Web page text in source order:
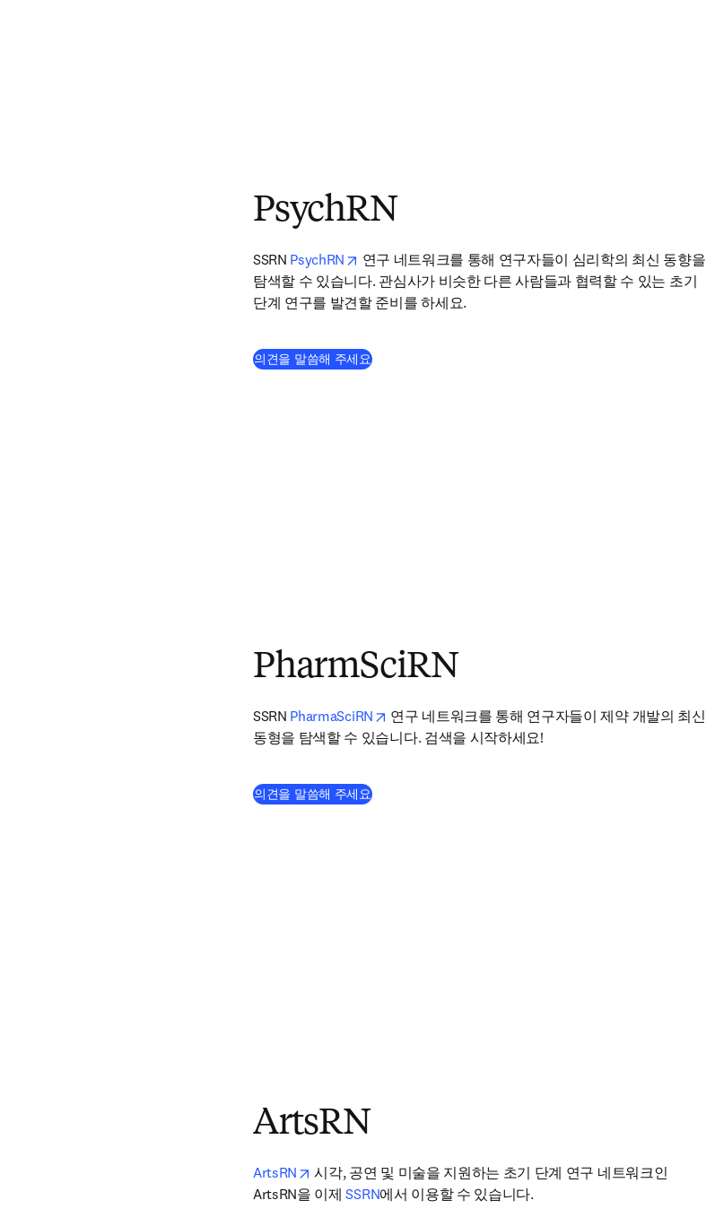
PsychRN
SSRN PsychRN opens in new tab/window
연구 네트워크를 통해 연구자들이 심리학의 최신 동향을
탐색할 수 있습니다. 관심사가 비슷한 다른 사람들과 협력할 수 있는 초기
단계 연구를 발견할 준비를 하세요.
의견을 말씀해 주세요(
PharmSciRN
SSRN PharmaSciRN opens in new tab/window
연구 네트워크를 통해 연구자들이 제약 개발의 최신
동형을 탐색할 수 있습니다. 검색을 시작하세요!
의견을 말씀해 주세요(
ArtsRN
ArtsRN opens in new tab/window
시각, 공연 및 미술을 지원하는 초기 단계 연구 네트워크인
ArtsRN을 이제 SSRN에서 이용할 수 있습니다.